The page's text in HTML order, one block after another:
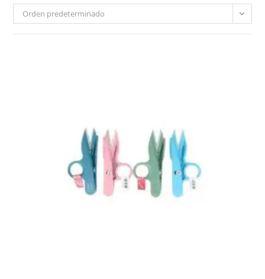
Orden predeterminado